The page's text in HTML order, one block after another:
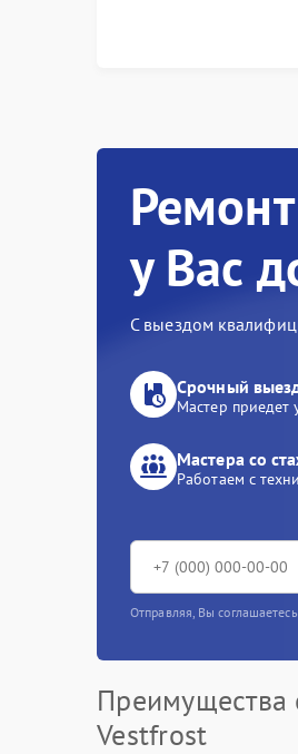
у Вас
С выездом
Срочный
Мастер приедет
Мастера со
Работаем с
Отправляя, Вы
Преимущества
Vestfrost